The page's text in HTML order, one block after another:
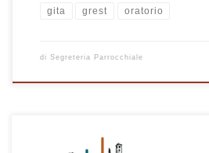
gita grest oratorio
di Segreteria Parrocchiale